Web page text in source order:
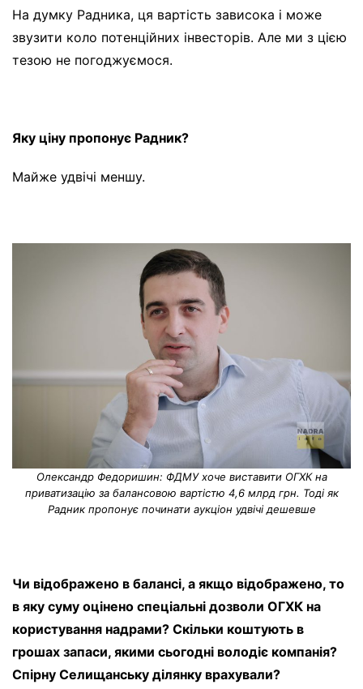
На думку Радника, ця вартість зависока і може
звузити коло потенційних інвесторів. Але ми з цією
тезою не погоджуємося.
Яку ціну пропонує Радник?
Майже удвічі меншу.
Олександр Федоришин: ФДМУ хоче виставити ОГХК на
приватизацію за балансовою вартістю 4,6 млрд грн. Тоді як
Радник пропонує починати аукціон удвічі дешевше
Чи відображено в балансі, а якщо відображено, то
в яку суму оцінено спеціальні дозволи ОГХК на
користування надрами? Скільки коштують в
грошах запаси, якими сьогодні володіє компанія?
Спірну Селищанську ділянку врахували?